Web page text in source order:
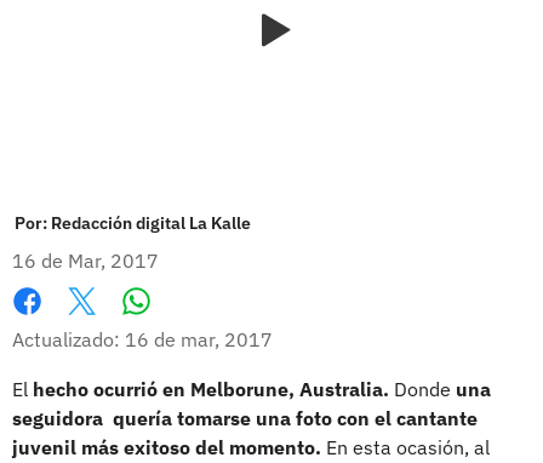
Por: Redacción digital La Kalle
16 de Mar, 2017
Facebook
X Whatsapp
Actualizado: 16 de mar, 2017
El hecho ocurrió en Melborune, Australia. Donde una
seguidora quería tomarse una foto con el cantante
juvenil más exitoso del momento. En esta ocasión, al